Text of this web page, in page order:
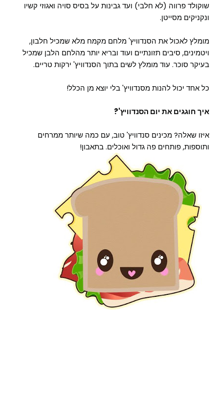
שוקולד פרווה (לא חלבי) ועד גבינות על בסיס סויה ואגוזי קשיו
ונקניקים מסייטן.
מומלץ לאכול את הסנדוויץ' מלחם מקמח מלא שמכיל חלבון,
ויטמינים, סיבים תזונתיים ועוד ובריא יותר מהלחם הלבן שמכיל
בעיקר סוכר. עוד מומלץ לשים בתוך הסנדוויץ' ירקות טריים.
כל אחד יכול להנות מסנדוויץ' בלי יוצא מן הכלל!
איך חוגגים את יום הסנדוויץ'?
איזו שאלה? מכינים סנדוויץ' טוב, עם כמה שיותר ממרחים
ותוספות, פותחים פה גדול ואוכלים. בתאבון!